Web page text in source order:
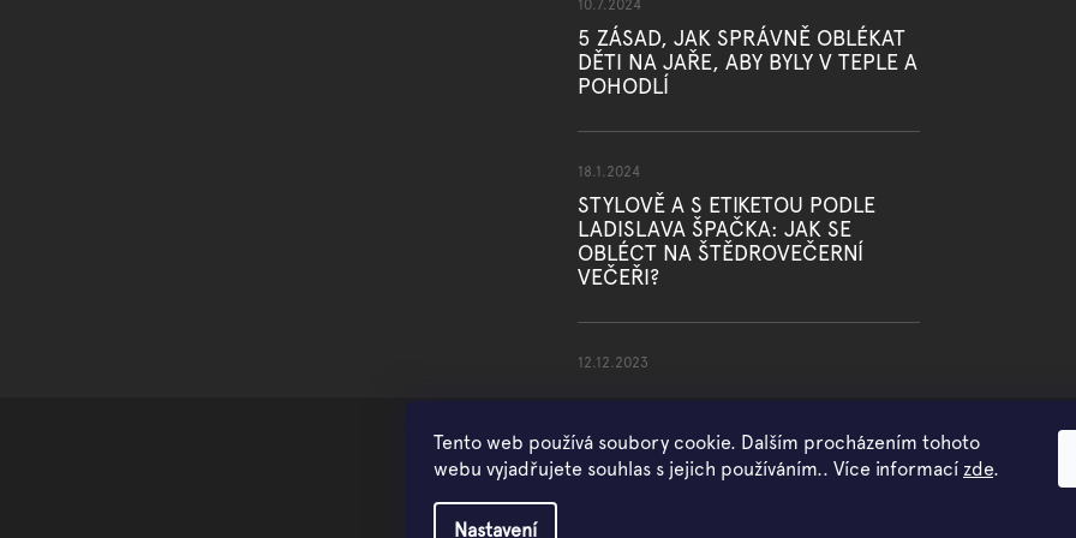
Tento web používá soubory cookie. Dalším procházením tohoto
webu vyjadřujete souhlas s jejich používáním.. Více informací zde.
Nastavení
10.7.2024
5 ZÁSAD, JAK SPRÁVNĚ OBLÉKAT
DĚTI NA JAŘE, ABY BYLY V TEPLE A
POHODLÍ
18.1.2024
STYLOVĚ A S ETIKETOU PODLE
LADISLAVA ŠPAČKA: JAK SE
OBLÉCT NA ŠTĚDROVEČERNÍ
VEČEŘI?
12.12.2023
Copyright 2026WOWMINI. Všechna práva vyhrazena.